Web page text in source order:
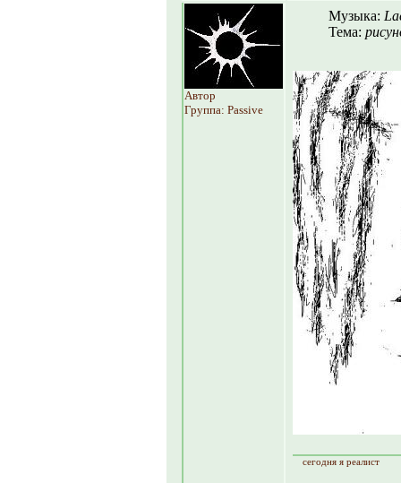
Автор
Группа: Passive
Музыка:
Тема:
сегодня я реалист